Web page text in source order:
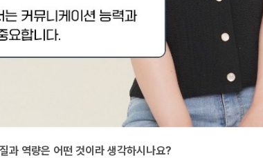
과 역량은 어떤 것이라 생각하시나요?